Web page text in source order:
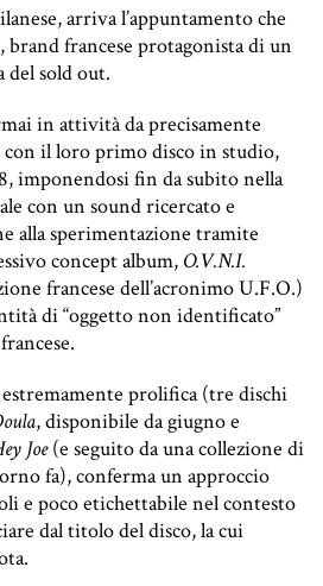
arriva l’appuntamento che
francese protagonista di un
del sold out.
in attività da precisamente
con il loro primo disco in studio,
imponendosi fin da subito nella
con un sound ricercato e
alla sperimentazione tramite
concept album, O.V.N.I.
francese dell’acronimo U.F.O.)
di “oggetto non identificato”
prolifica (tre dischi
, disponibile da giugno e
Joe(e seguito da una collezione di
fa), conferma un approccio
e poco etichettabile nel contesto
dal titolo del disco, la cui